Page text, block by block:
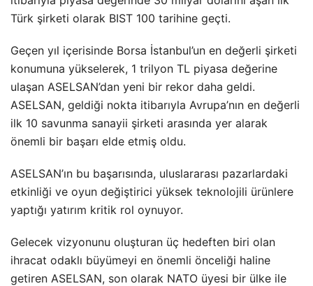
Türk şirketi olarak BIST 100 tarihine geçti.
Geçen yıl içerisinde Borsa İstanbul’un en değerli şirketi
konumuna yükselerek, 1 trilyon TL piyasa değerine
ulaşan ASELSAN’dan yeni bir rekor daha geldi.
ASELSAN, geldiği nokta itibarıyla Avrupa’nın en değerli
ilk 10 savunma sanayii şirketi arasında yer alarak
önemli bir başarı elde etmiş oldu.
ASELSAN’ın bu başarısında, uluslararası pazarlardaki
etkinliği ve oyun değiştirici yüksek teknolojili ürünlere
yaptığı yatırım kritik rol oynuyor.
Gelecek vizyonunu oluşturan üç hedeften biri olan
ihracat odaklı büyümeyi en önemli önceliği haline
getiren ASELSAN, son olarak NATO üyesi bir ülke ile